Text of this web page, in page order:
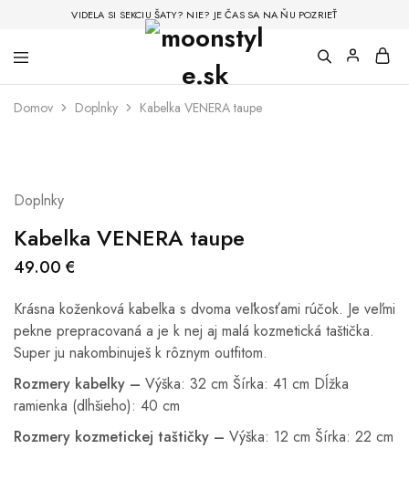
VIDELA SI SEKCIU ŠATY? NIE? JE ČAS SA NA ŇU POZRIEŤ
Domov Doplnky Kabelka VENERA taupe
Doplnky
Kabelka VENERA taupe
49.00 €
Krásna koženková kabelka s dvoma veľkosťami rúčok. Je veľmi
pekne prepracovaná a je k nej aj malá kozmetická taštička.
Super ju nakombinuješ k rôznym outfitom.
Rozmery kabelky – Výška: 32 cm Šírka: 41 cm Dĺžka
ramienka (dlhšieho): 40 cm
Rozmery kozmetickej taštičky – Výška: 12 cm Šírka: 22 cm